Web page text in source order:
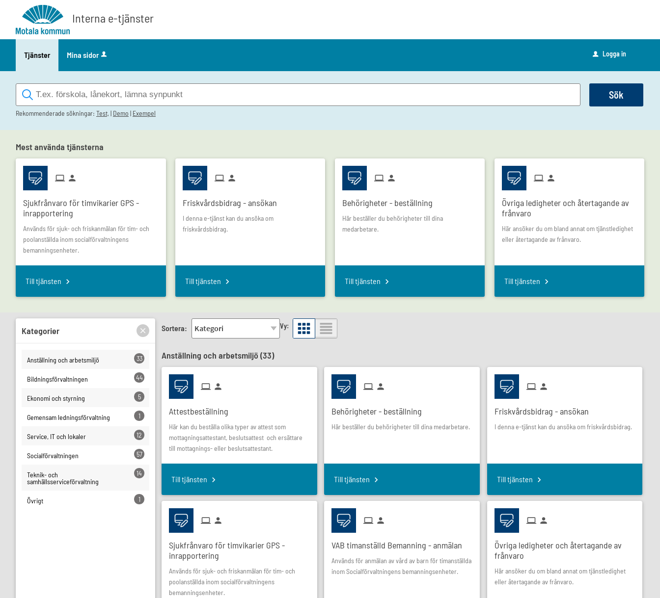
Välkommen
interna
tjänster
-
Motala
kommun
Interna e-tjänster
Tjänster Mina sidor u Logga in
Sök
Rekommenderade sökningar: Test, | Demo | Exempel
Mest använda tjänsterna
Sjukfrånvaro för timvikarier GPS -
inrapportering
Används för sjuk- och friskanmälan för tim- och
poolanställda inom socialförvaltningens
bemanningsenheter.
Till tjänsten
Friskvårdsbidrag - ansökan
I denna e-tjänst kan du ansöka om
friskvårdsbidrag.
Till tjänsten
Behörigheter - beställning
Här beställer du behörigheter till dina
medarbetare.
Till tjänsten
Övriga ledigheter och återtagande av
frånvaro
Här ansöker du om bland annat om tjänstledighet
eller återtagande av frånvaro.
Till tjänsten
Kategorier
Anställning och arbetsmiljö 33
Bildningsförvaltningen 44
Ekonomi och styrning 5
Gemensam ledningsförvaltning 1
Service, IT och lokaler 12
Socialförvaltningen 57
Teknik- och
samhällsserviceförvaltning
14
Övrigt 1
Sortera: Vy:
Anställning och arbetsmiljö (33)
Attestbeställning
Här kan du beställa olika typer av attest som
mottagningsattestant, beslutsattest och ersättare
till mottagnings- eller beslutsattestant.
Till tjänsten
Behörigheter - beställning
Här beställer du behörigheter till dina medarbetare.
Till tjänsten
Friskvårdsbidrag - ansökan
I denna e-tjänst kan du ansöka om friskvårdsbidrag.
Till tjänsten
Sjukfrånvaro för timvikarier GPS -
inrapportering
Används för sjuk- och friskanmälan för tim- och
poolanställda inom socialförvaltningens
bemanningsenheter.
VAB timanställd Bemanning - anmälan
Används för anmälan av vård av barn för timanställda
inom Socialförvaltningens bemanningsenheter.
Övriga ledigheter och återtagande av
frånvaro
Här ansöker du om bland annat om tjänstledighet
eller återtagande av frånvaro.